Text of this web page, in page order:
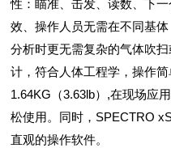
性：瞄准、击发、读数、下
效、操作人员无需在不同基
分析时更无需复杂的气体吹
计，符合人体工程学，操作
1.64KG（3.63lb）,在现场应
松使用。同时，SPECTRO
直观的操作软件。